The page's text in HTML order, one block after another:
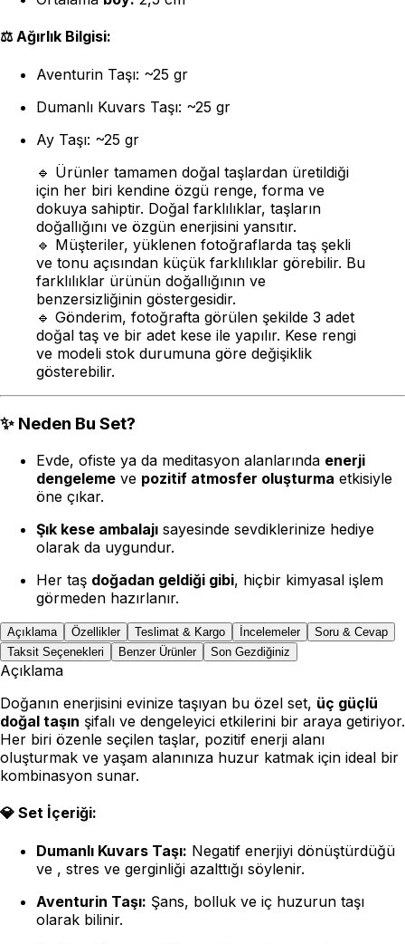
⚖️ Ağırlık Bilgisi:
Aventurin Taşı: ~25 gr
Dumanlı Kuvars Taşı: ~25 gr
Ay Taşı: ~25 gr
🔹 Ürünler tamamen doğal taşlardan üretildiği
için her biri kendine özgü renge, forma ve
dokuya sahiptir. Doğal farklılıklar, taşların
doğallığını ve özgün enerjisini yansıtır.
🔹 Müşteriler, yüklenen fotoğraflarda taş şekli
ve tonu açısından küçük farklılıklar görebilir. Bu
farklılıklar ürünün doğallığının ve
benzersizliğinin göstergesidir.
🔹 Gönderim, fotoğrafta görülen şekilde 3 adet
doğal taş ve bir adet kese ile yapılır. Kese rengi
ve modeli stok durumuna göre değişiklik
gösterebilir.
✨ Neden Bu Set?
Evde, ofiste ya da meditasyon alanlarında enerji
dengeleme ve pozitif atmosfer oluşturma etkisiyle
öne çıkar.
Şık kese ambalajı sayesinde sevdiklerinize hediye
olarak da uygundur.
Her taş doğadan geldiği gibi, hiçbir kimyasal işlem
görmeden hazırlanır.
Açıklama Özellikler Teslimat & Kargo İncelemeler
Soru & Cevap
Taksit Seçenekleri
Benzer Ürünler Son Gezdiğiniz
Açıklama
Doğanın enerjisini evinize taşıyan bu özel set, üç güçlü
doğal taşın şifalı ve dengeleyici etkilerini bir araya getiriyor.
Her biri özenle seçilen taşlar, pozitif enerji alanı
oluşturmak ve yaşam alanınıza huzur katmak için ideal bir
kombinasyon sunar.
💎 Set İçeriği:
Dumanlı Kuvars Taşı: Negatif enerjiyi dönüştürdüğü
ve , stres ve gerginliği azalttığı söylenir.
Aventurin Taşı: Şans, bolluk ve iç huzurun taşı
olarak bilinir.